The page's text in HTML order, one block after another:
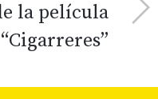
la película
“Cigarreres”